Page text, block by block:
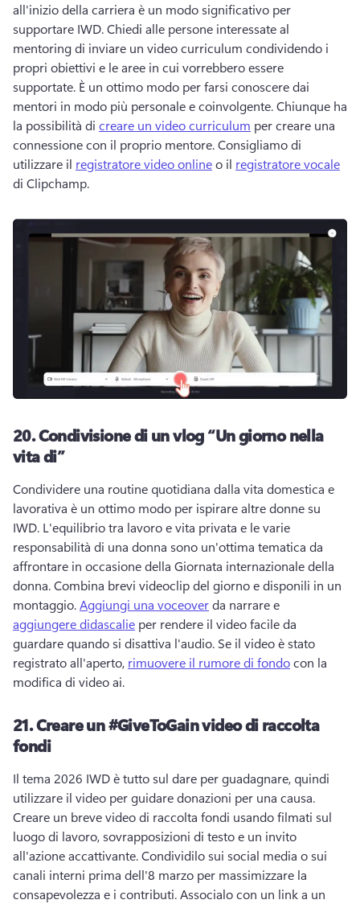
all'inizio della carriera è un modo significativo per
supportare IWD. Chiedi alle persone interessate al
mentoring di inviare un video curriculum condividendo i
propri obiettivi e le aree in cui vorrebbero essere
supportate. È un ottimo modo per farsi conoscere dai
mentori in modo più personale e coinvolgente. Chiunque ha
la possibilità di creare un video curriculum per creare una
connessione con il proprio mentore. Consigliamo di
utilizzare il registratore video online o il registratore vocale
di Clipchamp.
20.Condivisione di un vlog “Un giorno nella
vita di”
Condividere una routine quotidiana dalla vita domestica e
lavorativa è un ottimo modo per ispirare altre donne su
IWD. L'equilibrio tra lavoro e vita privata e le varie
responsabilità di una donna sono un'ottima tematica da
affrontare in occasione della Giornata internazionale della
donna. Combina brevi videoclip del giorno e disponili in un
montaggio. Aggiungi una voceover da narrare e
aggiungere didascalie per rendere il video facile da
guardare quando si disattiva l'audio. Se il video è stato
registrato all'aperto, rimuovere il rumore di fondo con la
modifica di video ai.
21.Creare un #GiveToGain video di raccolta
fondi
Il tema 2026 IWD è tutto sul dare per guadagnare, quindi
Creare un breve video di raccolta fondi usando filmati sul
luogo di lavoro, sovrapposizioni di testo e un invito
all'azione accattivante. Condividilo sui social media o sui
canali interni prima dell'8 marzo per massimizzare la
consapevolezza e i contributi. Associalo con un link a un